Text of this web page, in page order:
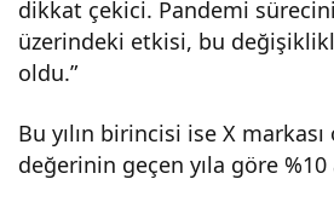
dikkat çekici. Pandemi
üzerindeki etkisi, bu
oldu.”
Bu yılın birincisi ise X
değerinin geçen yıla göre
ylar!